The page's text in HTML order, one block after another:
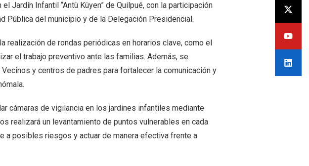
Jardín Infantil “Antü Küyen” de Quilpué, con la participación
Pública del municipio y de la Delegación Presidencial.
realización de rondas periódicas en horarios clave, como el
el trabajo preventivo ante las familias. Además, se
y centros de padres para fortalecer la comunicación y
cámaras de vigilancia en los jardines infantiles mediante
realizará un levantamiento de puntos vulnerables en cada
a posibles riesgos y actuar de manera efectiva frente a